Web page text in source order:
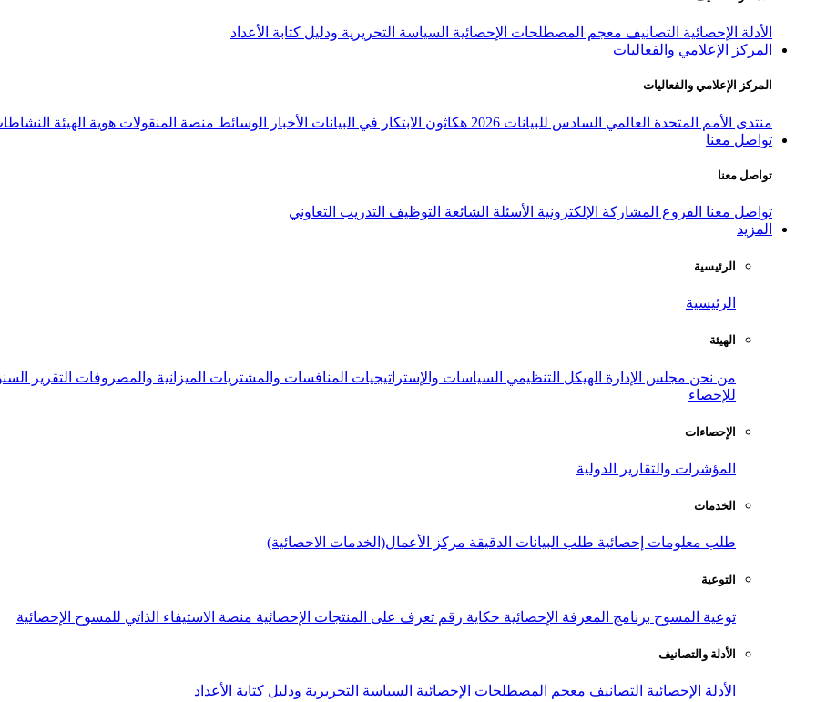
الأدلة الإحصائية التصانيف معجم المصطلحات الإحصائية السياسة التحريرية ودليل كتابة الأعداد
المركز الإعلامي والفعاليات
المركز الإعلامي والفعاليات
منتدى الأمم المتحدة العالمي السادس للبيانات 2026 هكاثون الابتكار في البيانات الأخبار الوسائط منصة المنقولات هوية الهيئة
تواصل معنا
تواصل معنا
تواصل معنا الفروع المشاركة الإلكترونية الأسئلة الشائعة التوظيف التدريب التعاوني
المزيد
الرئيسية
الرئيسية
الهيئة
من نحن مجلس الإدارة الهيكل التنظيمي السياسات والإستراتيجيات المنافسات والمشتريات الميزانية والمصروفات التقرير
للإحصاء
الإحصاءات
المؤشرات والتقارير الدولية
الخدمات
طلب معلومات إحصائية طلب البيانات الدقيقة مركز الأعمال(الخدمات الاحصائية)
التوعية
توعية المسوح برنامج المعرفة الإحصائية حكاية رقم تعرف على المنتجات الإحصائية منصة الاستيفاء الذاتي للمسوح الإحصائية
الأدلة والتصانيف
الأدلة الإحصائية التصانيف معجم المصطلحات الإحصائية السياسة التحريرية ودليل كتابة الأعداد